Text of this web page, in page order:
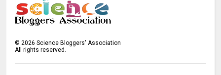
©2026 Science Bloggers' Association
All rights reserved.